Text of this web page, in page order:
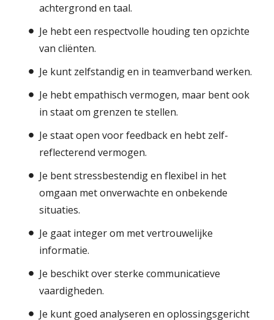
achtergrond en taal.
Je hebt een respectvolle houding ten opzichte
van cliënten.
Je kunt zelfstandig en in teamverband werken.
Je hebt empathisch vermogen, maar bent ook
in staat om grenzen te stellen.
Je staat open voor feedback en hebt zelf-
reflecterend vermogen.
Je bent stressbestendig en flexibel in het
omgaan met onverwachte en onbekende
situaties.
Je gaat integer om met vertrouwelijke
informatie.
Je beschikt over sterke communicatieve
vaardigheden.
Je kunt goed analyseren en oplossingsgericht